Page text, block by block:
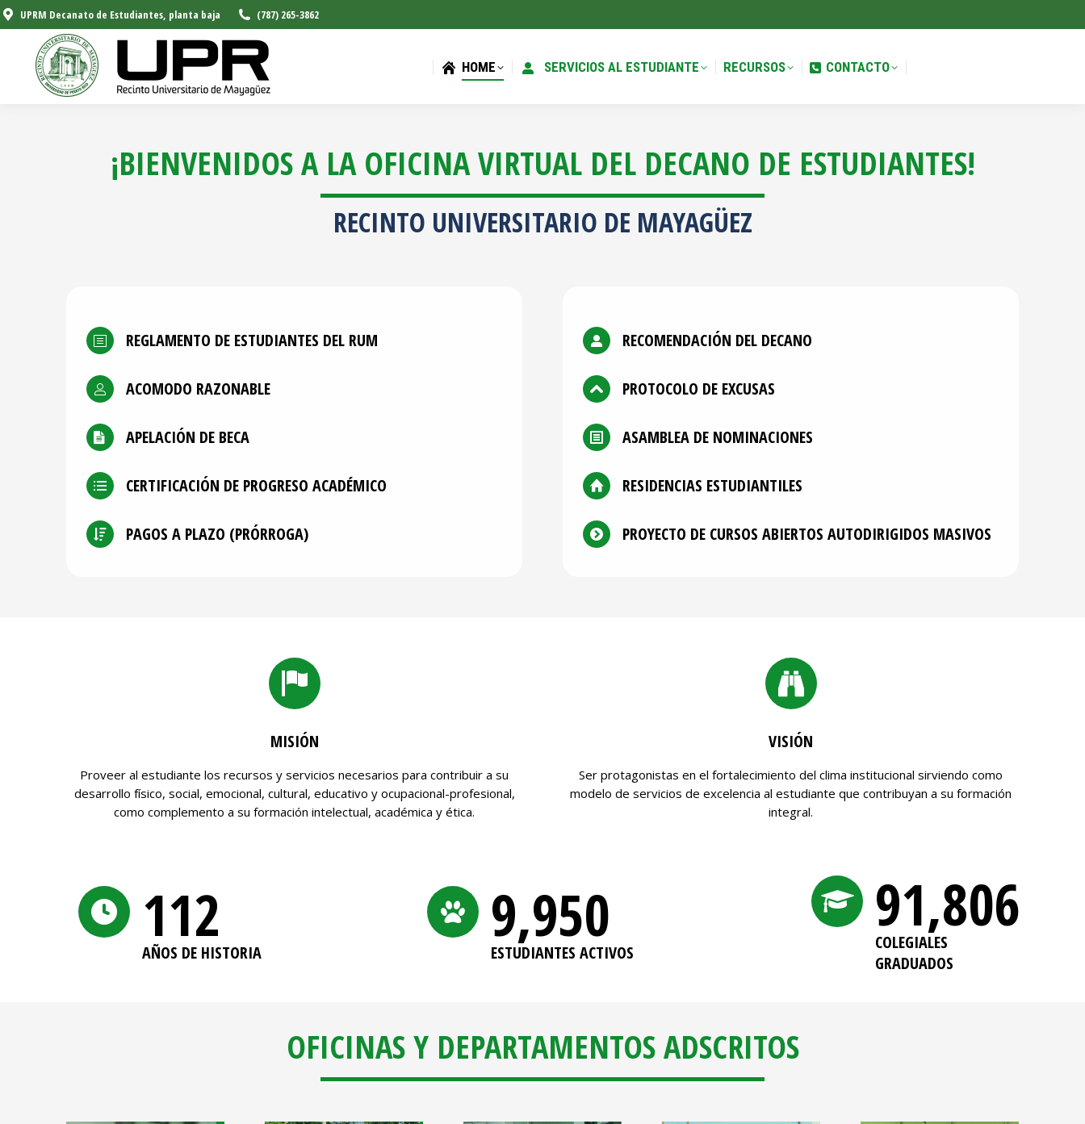
UPRM Decanato de Estudiantes, planta baja (787) 265-3862
HOME SERVICIOS AL ESTUDIANTE RECURSOS CONTACTO
¡BIENVENIDOS A LA OFICINA VIRTUAL DEL DECANO DE ESTUDIANTES!
RECINTO UNIVERSITARIO DE MAYAGÜEZ
REGLAMENTO DE ESTUDIANTES DEL RUM
ACOMODO RAZONABLE
APELACIÓN DE BECA
CERTIFICACIÓN DE PROGRESO ACADÉMICO
PAGOS A PLAZO (PRÓRROGA)
RECOMENDACIÓN DEL DECANO
PROTOCOLO DE EXCUSAS
ASAMBLEA DE NOMINACIONES
RESIDENCIAS ESTUDIANTILES
PROYECTO DE CURSOS ABIERTOS AUTODIRIGIDOS MASIVOS
MISIÓN
Proveer al estudiante los recursos y servicios necesarios para contribuir a su
desarrollo físico, social, emocional, cultural, educativo y ocupacional-profesional,
como complemento a su formación intelectual, académica y ética.
VISIÓN
Ser protagonistas en el fortalecimiento del clima institucional sirviendo como
modelo de servicios de excelencia al estudiante que contribuyan a su formación
integral.
113
AÑOS DE HISTORIA 9,998
ESTUDIANTES ACTIVOS
92,252
COLEGIALES
GRADUADOS
OFICINAS Y DEPARTAMENTOS ADSCRITOS